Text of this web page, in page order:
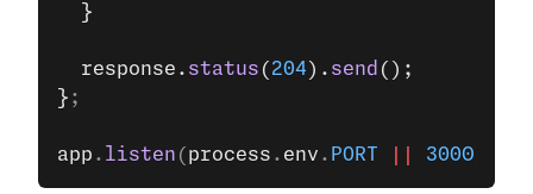
  }
  response.
status ( 204 ). send ();
} ;
app . listen ( process . env . PORT 3000